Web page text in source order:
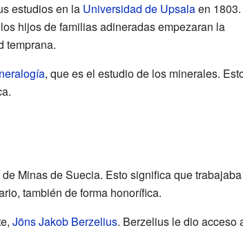
estudios en la Universidad de Upsalaen
hijos de familias adineradas empezaran la
temprana.
, que es el estudio de los minerales.
Minas de Suecia. Esto significa que
también de forma honorífica.
Jöns Jakob Berzelius. Berzelius le dio acceso